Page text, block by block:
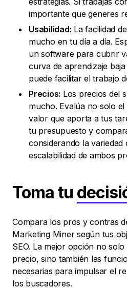
importante que generes
Usabilidad: La facilidad
mucho en tu día a día.
un software para cubrir
curva de aprendizaje
puede facilitar el trabajo
Precios: Los precios del
mucho. Evalúa no solo
valor que aporta a tus
tu presupuesto y
considerando la variedad
escalabilidad de ambos
Toma tu
Compara los pros y contras
Marketing Miner según tus
SEO. La mejor opción no
precio, sino también las
necesarias para impulsar el
los buscadores.